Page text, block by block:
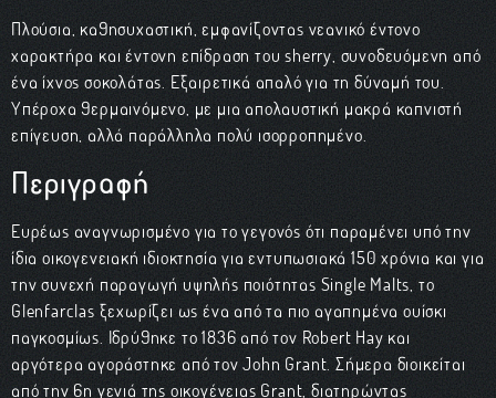
Πλούσια, καθησυχαστική, εμφανίζοντας νεανικό έντονο
χαρακτήρα και έντονη επίδραση του sherry, συνοδευόμενη από
ένα ίχνος σοκολάτας. Εξαιρετικά απαλό για τη δύναμή του.
Υπέροχα θερμαινόμενο, με μια απολαυστική μακρά καπνιστή
επίγευση, αλλά παράλληλα πολύ ισορροπημένο.
Περιγραφή
Ευρέως αναγνωρισμένο για το γεγονός ότι παραμένει υπό την
ίδια οικογενειακή ιδιοκτησία για εντυπωσιακά 150 χρόνια και για
την συνεχή παραγωγή υψηλής ποιότητας Single Malts, το
Glenfarclas ξεχωρίζει ως ένα από τα πιο αγαπημένα ουίσκι
παγκοσμίως. Ιδρύθηκε το 1836 από τον Robert Hay και
αργότερα αγοράστηκε από τον John Grant. Σήμερα διοικείται
από την 6η γενιά της οικογένειας Grant, διατηρώντας